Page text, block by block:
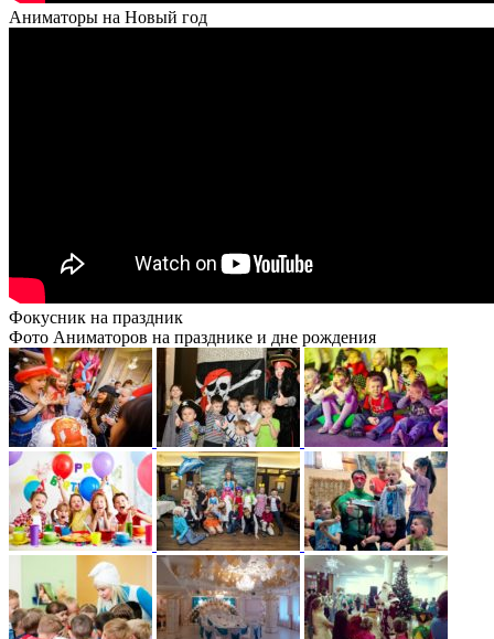
Аниматоры на Новый год
Фокусник на праздник
Фото Аниматоров на празднике и дне рождения